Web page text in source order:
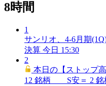
8時間
1
サンリオ、4-6月期
決算 今日 15:30
2
本日の【ストップ
12 銘柄 S安＝ 2 銘